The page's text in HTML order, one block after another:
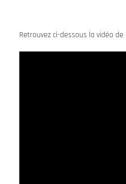
Retrouvez ci-dessous la vidéo de